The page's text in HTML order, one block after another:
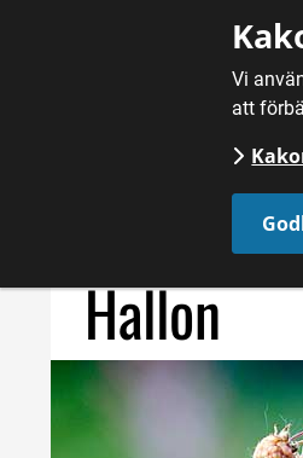
Vi
att
Frukt, bär och
Hallon